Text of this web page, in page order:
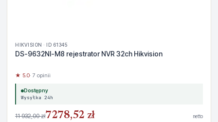
HIKVISION · ID 61345
DS-9632NI-M8 rejestrator NVR 32ch Hikvision
★ 5.0· 7 opinii
Dostępny
Wysyłka 24h
11 932,00 zł7278,52 zł netto